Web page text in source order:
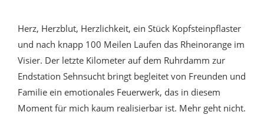
Herz, Herzblut, Herzlichkeit, ein Stück Kopfsteinpflaster
und nach knapp 100 Meilen Laufen das Rheinorange im
Visier. Der letzte Kilometer auf dem Ruhrdamm zur
Endstation Sehnsucht bringt begleitet von Freunden und
Familie ein emotionales Feuerwerk, das in diesem
Moment für mich kaum realisierbar ist. Mehr geht nicht.